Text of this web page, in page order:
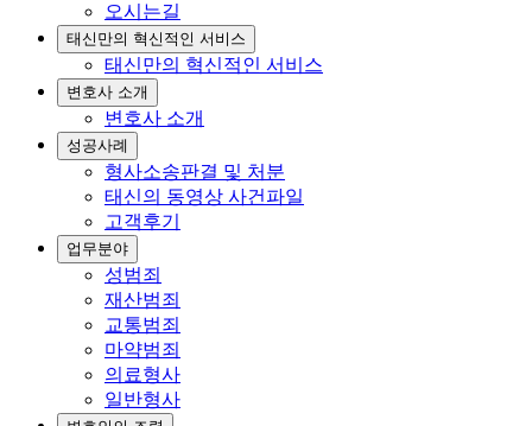
오시는길
태신만의 혁신적인 서비스
태신만의 혁신적인 서비스
변호사 소개
변호사 소개
성공사례
형사소송판결 및 처분
태신의 동영상 사건파일
고객후기
업무분야
성범죄
재산범죄
교통범죄
마약범죄
의료형사
일반형사